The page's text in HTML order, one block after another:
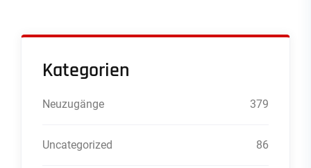
Kategorien
Neuzugänge 379
Uncategorized 86